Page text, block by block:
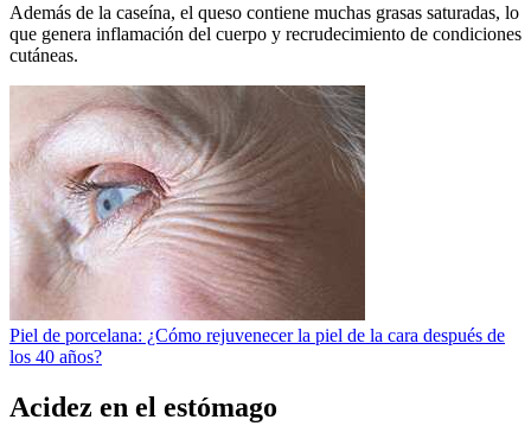
Además de la caseína, el queso contiene muchas grasas saturadas, lo
que genera inflamación del cuerpo y recrudecimiento de condiciones
cutáneas.
Piel de porcelana: ¿Cómo rejuvenecer la piel de la cara después de
los 40 años?
Acidez en el estómago